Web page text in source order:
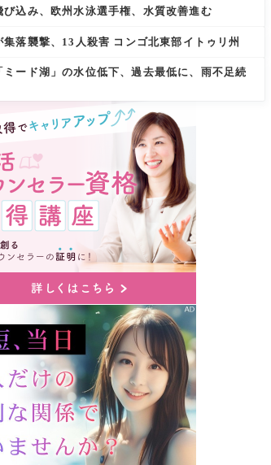
び込み、欧州水泳選手権、水質改善進む
集落襲撃、13人殺害 コンゴ北東部イトゥリ州
ミード湖」の水位低下、過去最低に、雨不足続